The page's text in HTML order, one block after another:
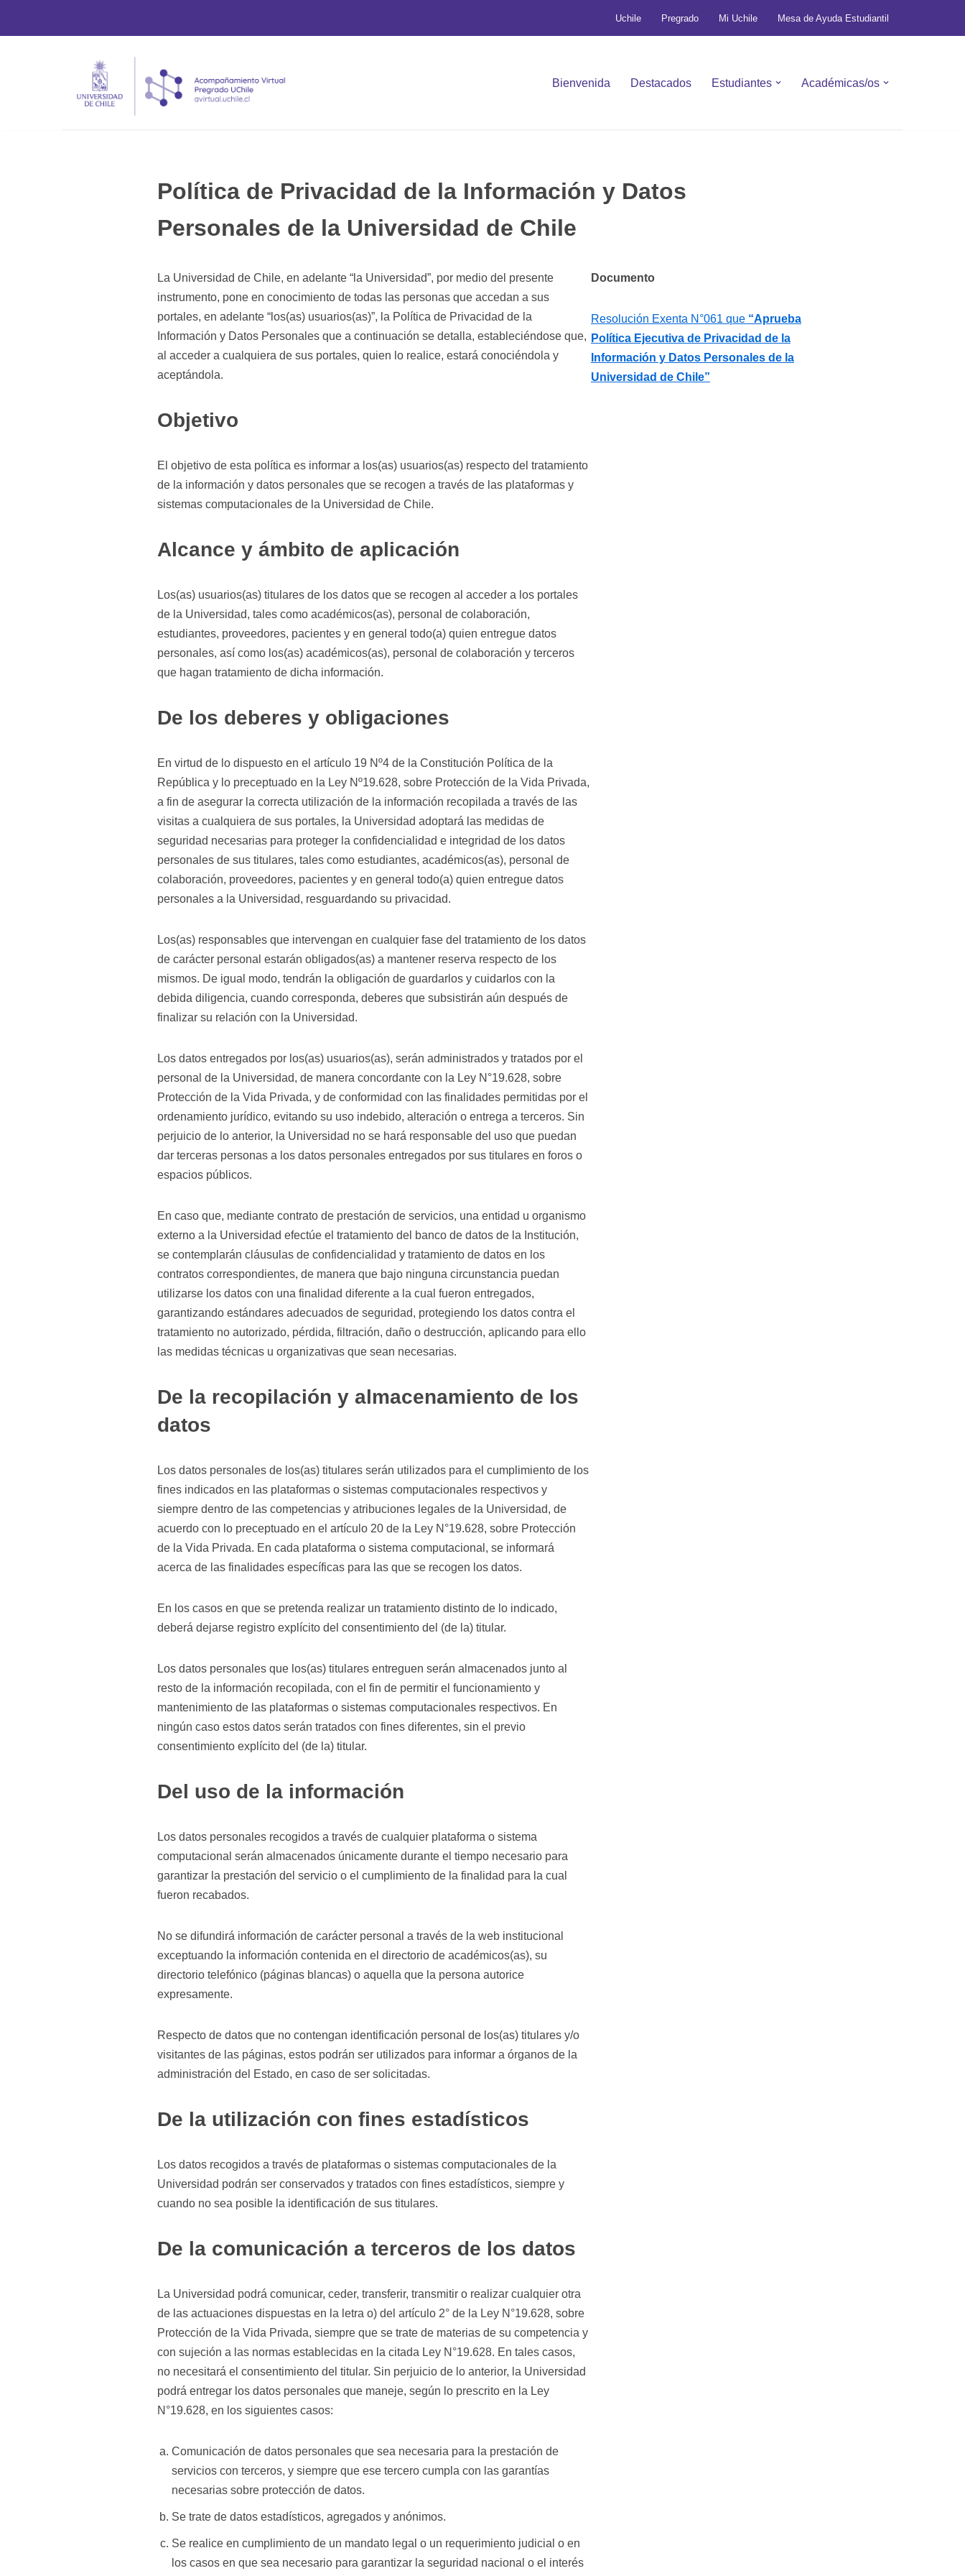
Saltar
Uchile Pregrado Mi Uchile Mesa de Ayuda Estudiantil
Bienvenida Destacados Estudiantes Académicas/os
Política de Privacidad de la Información y Datos
Personales de la Universidad de Chile
La Universidad de Chile, en adelante “la Universidad”, por medio del presente
instrumento, pone en conocimiento de todas las personas que accedan a sus
portales, en adelante “los(as) usuarios(as)”, la Política de Privacidad de la
Información y Datos Personales que a continuación se detalla, estableciéndose que,
al acceder a cualquiera de sus portales, quien lo realice, estará conociéndola y
aceptándola.
Objetivo
El objetivo de esta política es informar a los(as) usuarios(as) respecto del tratamiento
de la información y datos personales que se recogen a través de las plataformas y
sistemas computacionales de la Universidad de Chile.
Alcance y ámbito de aplicación
Los(as) usuarios(as) titulares de los datos que se recogen al acceder a los portales
de la Universidad, tales como académicos(as), personal de colaboración,
estudiantes, proveedores, pacientes y en general todo(a) quien entregue datos
personales, así como los(as) académicos(as), personal de colaboración y terceros
que hagan tratamiento de dicha información.
De los deberes y obligaciones
En virtud de lo dispuesto en el artículo 19 Nº4 de la Constitución Política de la
República y lo preceptuado en la Ley Nº19.628, sobre Protección de la Vida Privada,
a fin de asegurar la correcta utilización de la información recopilada a través de las
visitas a cualquiera de sus portales, la Universidad adoptará las medidas de
seguridad necesarias para proteger la confidencialidad e integridad de los datos
personales de sus titulares, tales como estudiantes, académicos(as), personal de
colaboración, proveedores, pacientes y en general todo(a) quien entregue datos
personales a la Universidad, resguardando su privacidad.
Los(as) responsables que intervengan en cualquier fase del tratamiento de los datos
de carácter personal estarán obligados(as) a mantener reserva respecto de los
mismos. De igual modo, tendrán la obligación de guardarlos y cuidarlos con la
debida diligencia, cuando corresponda, deberes que subsistirán aún después de
finalizar su relación con la Universidad.
Los datos entregados por los(as) usuarios(as), serán administrados y tratados por el
personal de la Universidad, de manera concordante con la Ley N°19.628, sobre
Protección de la Vida Privada, y de conformidad con las finalidades permitidas por el
ordenamiento jurídico, evitando su uso indebido, alteración o entrega a terceros. Sin
perjuicio de lo anterior, la Universidad no se hará responsable del uso que puedan
dar terceras personas a los datos personales entregados por sus titulares en foros o
espacios públicos.
En caso que, mediante contrato de prestación de servicios, una entidad u organismo
externo a la Universidad efectúe el tratamiento del banco de datos de la Institución,
se contemplarán cláusulas de confidencialidad y tratamiento de datos en los
contratos correspondientes, de manera que bajo ninguna circunstancia puedan
utilizarse los datos con una finalidad diferente a la cual fueron entregados,
garantizando estándares adecuados de seguridad, protegiendo los datos contra el
tratamiento no autorizado, pérdida, filtración, daño o destrucción, aplicando para ello
las medidas técnicas u organizativas que sean necesarias.
De la recopilación y almacenamiento de los
datos
Los datos personales de los(as) titulares serán utilizados para el cumplimiento de los
fines indicados en las plataformas o sistemas computacionales respectivos y
siempre dentro de las competencias y atribuciones legales de la Universidad, de
acuerdo con lo preceptuado en el artículo 20 de la Ley N°19.628, sobre Protección
de la Vida Privada. En cada plataforma o sistema computacional, se informará
acerca de las finalidades específicas para las que se recogen los datos.
En los casos en que se pretenda realizar un tratamiento distinto de lo indicado,
deberá dejarse registro explícito del consentimiento del (de la) titular.
Los datos personales que los(as) titulares entreguen serán almacenados junto al
resto de la información recopilada, con el fin de permitir el funcionamiento y
mantenimiento de las plataformas o sistemas computacionales respectivos. En
ningún caso estos datos serán tratados con fines diferentes, sin el previo
consentimiento explícito del (de la) titular.
Del uso de la información
Los datos personales recogidos a través de cualquier plataforma o sistema
computacional serán almacenados únicamente durante el tiempo necesario para
garantizar la prestación del servicio o el cumplimiento de la finalidad para la cual
fueron recabados.
No se difundirá información de carácter personal a través de la web institucional
exceptuando la información contenida en el directorio de académicos(as), su
directorio telefónico (páginas blancas) o aquella que la persona autorice
expresamente.
Respecto de datos que no contengan identificación personal de los(as) titulares y/o
visitantes de las páginas, estos podrán ser utilizados para informar a órganos de la
administración del Estado, en caso de ser solicitadas.
De la utilización con fines estadísticos
Los datos recogidos a través de plataformas o sistemas computacionales de la
Universidad podrán ser conservados y tratados con fines estadísticos, siempre y
cuando no sea posible la identificación de sus titulares.
De la comunicación a terceros de los datos
La Universidad podrá comunicar, ceder, transferir, transmitir o realizar cualquier otra
de las actuaciones dispuestas en la letra o) del artículo 2° de la Ley N°19.628, sobre
Protección de la Vida Privada, siempre que se trate de materias de su competencia y
con sujeción a las normas establecidas en la citada Ley N°19.628. En tales casos,
no necesitará el consentimiento del titular. Sin perjuicio de lo anterior, la Universidad
podrá entregar los datos personales que maneje, según lo prescrito en la Ley
N°19.628, en los siguientes casos:
Comunicación de datos personales que sea necesaria para la prestación de
servicios con terceros, y siempre que ese tercero cumpla con las garantías
necesarias sobre protección de datos.
Se trate de datos estadísticos, agregados y anónimos.
Se realice en cumplimiento de un mandato legal o un requerimiento judicial o en
los casos en que sea necesario para garantizar la seguridad nacional o el interés
Documento
Resolución Exenta N°061 que “Aprueba
Política Ejecutiva de Privacidad de la
Información y Datos Personales de la
Universidad de Chile”